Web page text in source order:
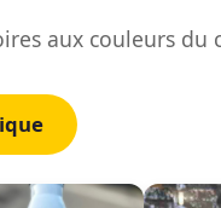
aux couleurs du